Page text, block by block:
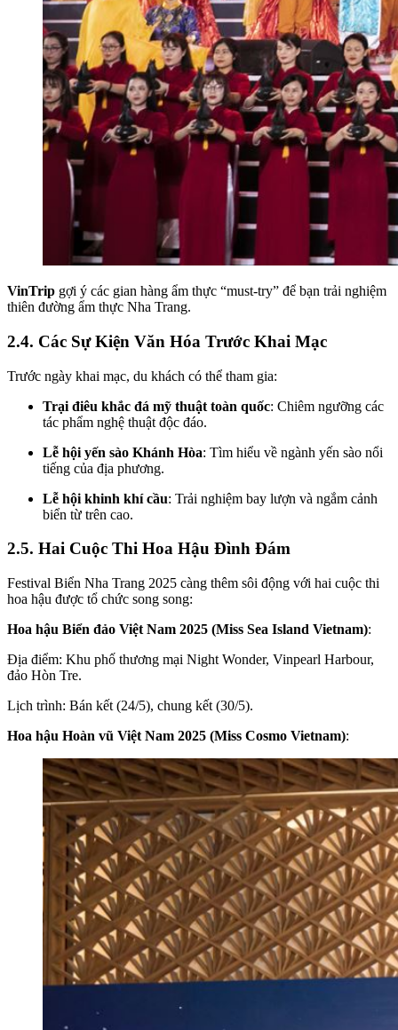
VinTrip gợi ý các gian hàng ẩm thực “must-try” để bạn trải nghiệm
thiên đường ẩm thực Nha Trang.
2.4. Các Sự Kiện Văn Hóa Trước Khai Mạc
Trước ngày khai mạc, du khách có thể tham gia:
Trại điêu khắc đá mỹ thuật toàn quốc: Chiêm ngưỡng các
tác phẩm nghệ thuật độc đáo.
Lễ hội yến sào Khánh Hòa: Tìm hiểu về ngành yến sào nổi
tiếng của địa phương.
Lễ hội khinh khí cầu: Trải nghiệm bay lượn và ngắm cảnh
biển từ trên cao.
2.5. Hai Cuộc Thi Hoa Hậu Đình Đám
Festival Biển Nha Trang 2025 càng thêm sôi động với hai cuộc thi
hoa hậu được tổ chức song song:
Hoa hậu Biển đảo Việt Nam 2025 (Miss Sea Island Vietnam):
Địa điểm: Khu phố thương mại Night Wonder, Vinpearl Harbour,
đảo Hòn Tre.
Lịch trình: Bán kết (24/5), chung kết (30/5).
Hoa hậu Hoàn vũ Việt Nam 2025 (Miss Cosmo Vietnam):